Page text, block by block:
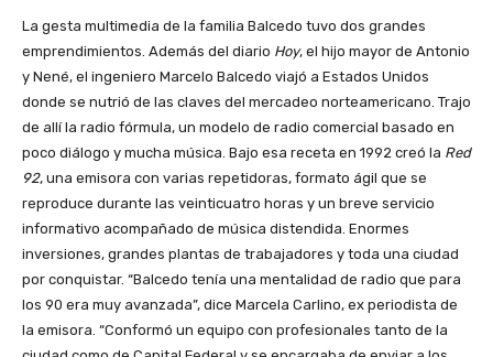
La gesta multimedia de la familia Balcedo tuvo dos grandes
emprendimientos. Además del diario Hoy, el hijo mayor de Antonio
y Nené, el ingeniero Marcelo Balcedo viajó a Estados Unidos
donde se nutrió de las claves del mercadeo norteamericano. Trajo
de allí la radio fórmula, un modelo de radio comercial basado en
poco diálogo y mucha música. Bajo esa receta en 1992 creó la Red
92, una emisora con varias repetidoras, formato ágil que se
reproduce durante las veinticuatro horas y un breve servicio
informativo acompañado de música distendida. Enormes
inversiones, grandes plantas de trabajadores y toda una ciudad
por conquistar. “Balcedo tenía una mentalidad de radio que para
los 90 era muy avanzada”, dice Marcela Carlino, ex periodista de
la emisora. “Conformó un equipo con profesionales tanto de la